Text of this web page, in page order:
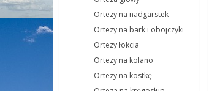
Ortezy na nadgarstek
Ortezy na bark i obojczyki
Ortezy łokcia
Ortezy na kolano
Ortezy na kostkę